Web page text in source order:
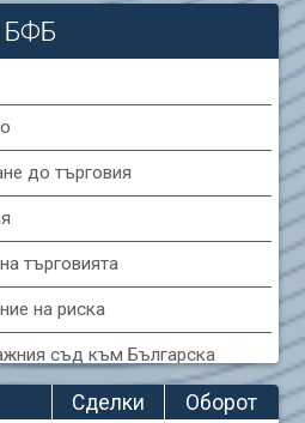
(AMD)
(751)
БФБ
до търговия
търговията
на риска
съд към Българска
Сделки
Оборот